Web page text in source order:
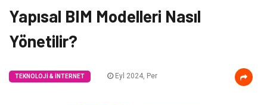
Yapısal BIM Modelleri Nasıl
Yönetilir?
TEKNOLOJI & İNTERNET Eyl 2024, Per